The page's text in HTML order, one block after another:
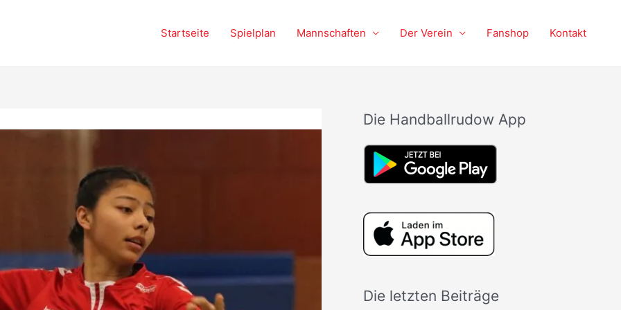
Startseite Spielplan Mannschaften Der Verein Fanshop Kontakt
Die Handballrudow App
Die letzten Beiträge